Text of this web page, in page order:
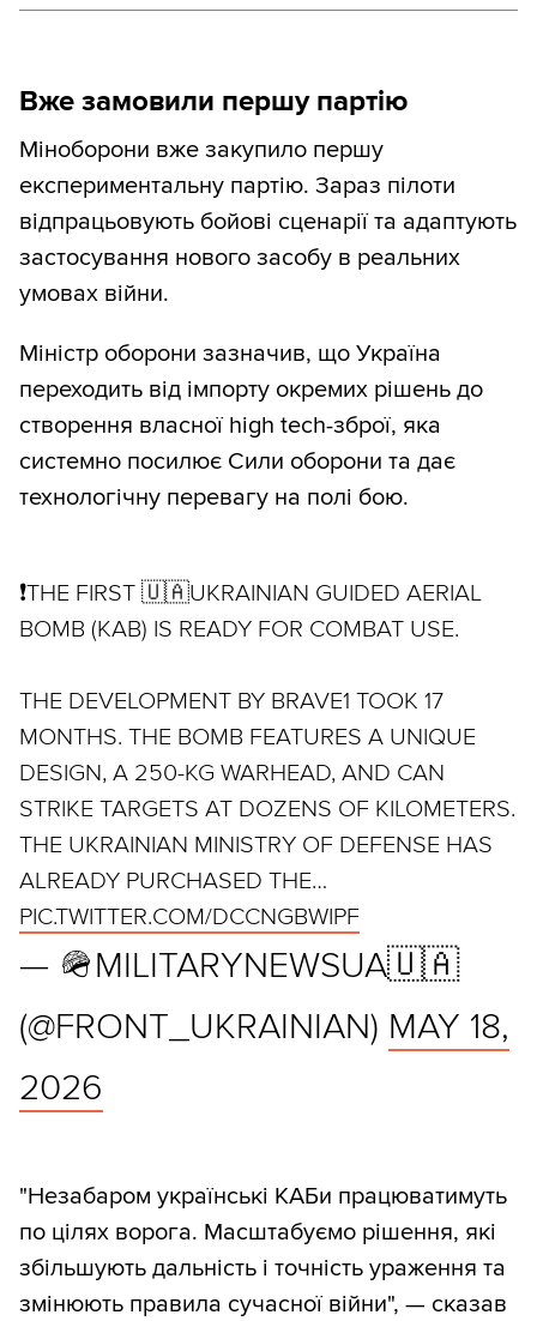
Вже замовили першу партію
Міноборони вже закупило першу
експериментальну партію. Зараз пілоти
відпрацьовують бойові сценарії та адаптують
застосування нового засобу в реальних
умовах війни.
Міністр оборони зазначив, що Україна
переходить від імпорту окремих рішень до
створення власної high tech-зброї, яка
системно посилює Сили оборони та дає
технологічну перевагу на полі бою.
❗️THE FIRST 🇺🇦UKRAINIAN GUIDED AERIAL
BOMB (KAB) IS READY FOR COMBAT USE.
THE DEVELOPMENT BY BRAVE1 TOOK 17
MONTHS. THE BOMB FEATURES A UNIQUE
DESIGN, A 250-KG WARHEAD, AND CAN
STRIKE TARGETS AT DOZENS OF KILOMETERS.
THE UKRAINIAN MINISTRY OF DEFENSE HAS
ALREADY PURCHASED THE…
PIC.TWITTER.COM/DCCNGBWIPF
— 🪖MILITARYNEWSUA🇺🇦
(@FRONT_UKRAINIAN) MAY 18,
2026
"Незабаром українські КАБи працюватимуть
по цілях ворога. Масштабуємо рішення, які
збільшують дальність і точність ураження та
змінюють правила сучасної війни", — сказав